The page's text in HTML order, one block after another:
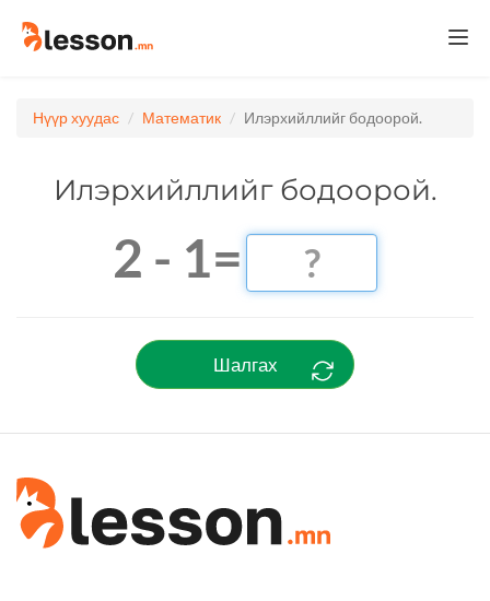
Нүүр хуудас Математик Илэрхийллийг бодоорой.
Илэрхийллийг бодоорой.
2 - 1=
Шалгах